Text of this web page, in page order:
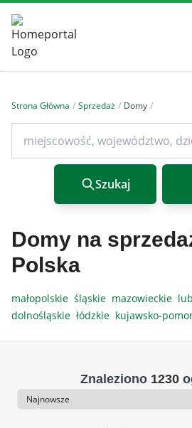
Strona Główna / Sprzedaż / Domy /
Szukaj
Domy na
Polska
małopolskie śląskie mazowieckie
dolnośląskie łódzkie kujawsko-
Znaleziono 1230
Sortowanie